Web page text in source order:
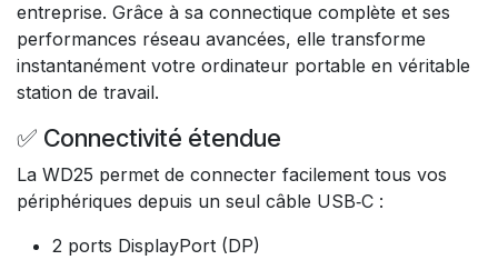
entreprise. Grâce à sa connectique complète et ses
performances réseau avancées, elle transforme
instantanément votre ordinateur portable en véritable
station de travail.
✅ Connectivité étendue
La WD25 permet de connecter facilement tous vos
périphériques depuis un seul câble USB‑C :
2 ports DisplayPort (DP)